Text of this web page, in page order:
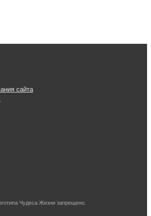
сайта
Чудеса Жизни запрещено.